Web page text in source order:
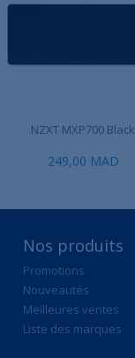
NZXT MXP700 Black
249,00 MAD
Nos produits
Promotions
Nouveautés
Meilleures ventes
Liste des marques